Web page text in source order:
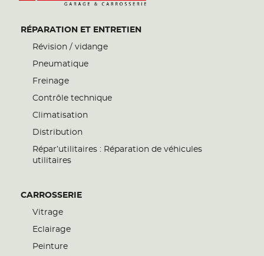
RÉPARATION ET ENTRETIEN
Révision / vidange
Pneumatique
Freinage
Contrôle technique
Climatisation
Distribution
Répar’utilitaires : Réparation de véhicules
utilitaires
CARROSSERIE
Vitrage
Eclairage
Peinture